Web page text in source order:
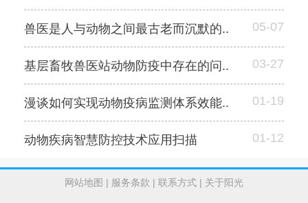
兽医是人与动物之间最古老而沉默的.. 05-07
基层畜牧兽医站动物防疫中存在的问.. 03-27
漫谈如何实现动物疫病监测体系效能.. 01-19
动物疾病智慧防控技术应用扫描 01-12
网站地图 | 服务条款 | 联系方式 | 关于阳光